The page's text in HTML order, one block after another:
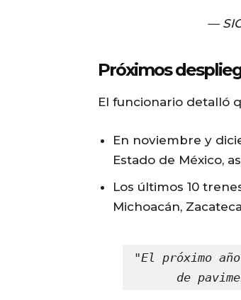
—
Próximos
El funcionario detalló
En noviembre y
Estado de México,
Los últimos 10
Michoacán,
"El próximo
de